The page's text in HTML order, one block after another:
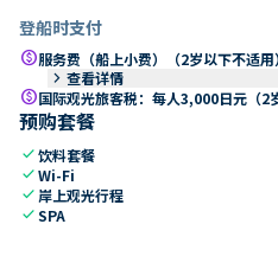
登船时支付
paid服务费（船上小费）（2岁以下不适用）
keyboard_arrow_right 查看详情
paid国际观光旅客税：每人3,000日元（
预购套餐
check饮料套餐
checkWi-Fi
check 岸上观光行程
checkSPA